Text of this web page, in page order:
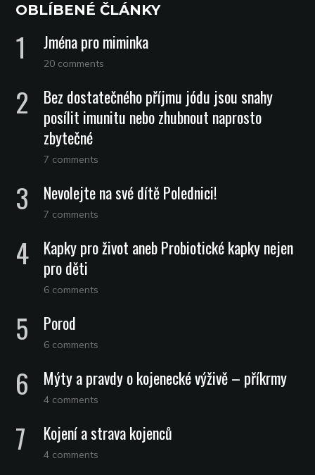
OBLÍBENÉ ČLÁNKY
Jména pro miminka
20 comments
Bez dostatečného příjmu jódu jsou snahy
posílit imunitu nebo zhubnout naprosto
zbytečné
7 comments
Nevolejte na své dítě Polednici!
7 comments
Kapky pro život aneb Probiotické kapky nejen
pro děti
6 comments
Porod
6 comments
Mýty a pravdy o kojenecké výživě – příkrmy
4 comments
Kojení a strava kojenců
4 comments